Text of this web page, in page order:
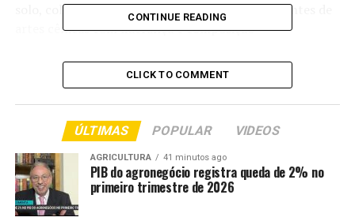
solo, coletivos quilombolas e núcleos independentes de
artes cênicas com liderança e composição
contará com atividades formativas gratuitas.
O resultado será divulgado até 17 de agosto, nas
redes oficiais do festival.
Segundo a organização, os trabalhos podem ter
temáticas e formas livres, desde que dialoguem com
estéticas negras contemporâneas ou com experiências
ligadas a ancestralidade, território, memória, resistência
CONTINUE READING
CLICK TO COMMENT
ÚLTIMAS POPULAR VIDEOS
AGRICULTURA 41 minutos ago
PIB do agronegócio registra queda de 2% no
primeiro trimestre de 2026